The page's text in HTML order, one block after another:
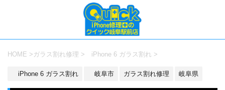
HOME > ガラス割れ修理 > iPhone 6 ガラス割れ >
iPhone 6 ガラス割れ 岐阜市 ガラス割れ修理 岐阜県